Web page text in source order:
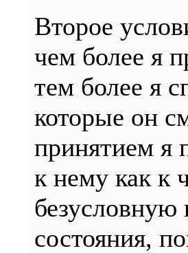
Второе
чем более я
тем более я
которые он
принятием я
к нему как к
безусловную
состояния,